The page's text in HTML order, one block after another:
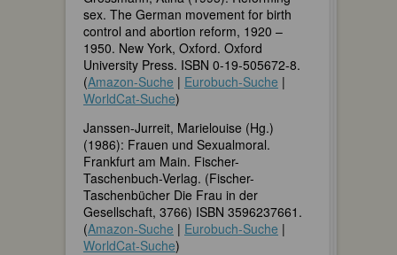
sex. The German movement for birth
control and abortion reform, 1920 –
1950. New York, Oxford. Oxford
University Press. ISBN 0-19-505672-8.
(Amazon-Suche | Eurobuch-Suche |
WorldCat-Suche)
Janssen-Jurreit, Marielouise (Hg.)
(1986): Frauen und Sexualmoral.
Frankfurt am Main. Fischer-
Taschenbuch-Verlag. (Fischer-
Taschenbücher Die Frau in der
Gesellschaft, 3766) ISBN 3596237661.
(Amazon-Suche | Eurobuch-Suche |
WorldCat-Suche)